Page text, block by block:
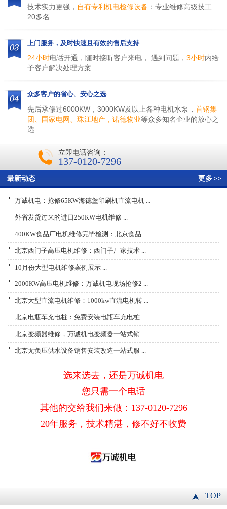
技术实力更强， 自有专利机电检修设备 ：专业维修高级技工
20多名...
上门服务，及时快速且有效的售后支持
24小时电话开通，随时接听客户来电， 遇到问题， 3小时内给
予客户解决处理方案
众多客户的省心、安心之选
先后承修过6000KW，3000KW及以上各种电机水泵， 首钢集
团、国家电网、珠江地产，诺德物业等众多知名企业的放心之
选
立即电话咨询：
137-0120-7296
更多>>
最新动态
万诚机电：抢修65KW海德堡印刷机直流电机 ...
外省发货过来的进口250KW电机维修 ...
400KW食品厂电机维修完毕检测：北京食品 ...
北京西门子高压电机维修：西门子厂家技术 ...
10月份大型电机维修案例展示 ...
2000KW高压电机维修：万诚机电现场抢修2 ...
北京大型直流电机维修：1000kw直流电机转 ...
北京电瓶车充电桩：免费安装电瓶车充电桩 ...
北京变频器维修，万诚机电变频器一站式销 ...
北京无负压供水设备销售安装改造一站式服 ...
选来选去，还是万诚机电
您只需一个电话
其他的交给我们来做：137-0120-7296
20年服务，技术精湛，修不好不收费
TOP